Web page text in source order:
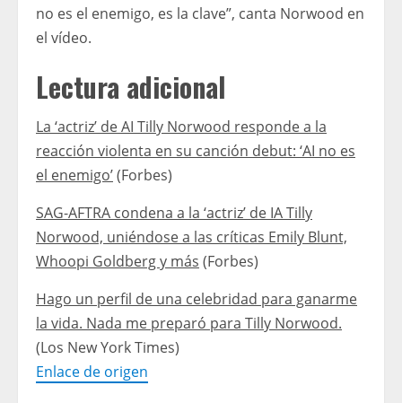
no es el enemigo, es la clave”, canta Norwood en
el vídeo.
Lectura adicional
La ‘actriz’ de AI Tilly Norwood responde a la
reacción violenta en su canción debut: ‘AI no es
el enemigo’(Forbes)
SAG-AFTRA condena a la ‘actriz’ de IA Tilly
Norwood, uniéndose a las críticas Emily Blunt,
Whoopi Goldberg y más (Forbes)
Hago un perfil de una celebridad para ganarme
la vida. Nada me preparó para Tilly Norwood.
(Los New York Times)
Enlace de origen